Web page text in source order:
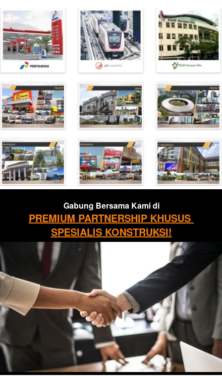
Gabung Bersama Kami di
PREMIUM PARTNERSHIP KHUSUS
SPESIALIS KONSTRUKSI!